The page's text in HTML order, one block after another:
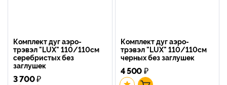
Комплект дуг аэро-
трэвэл "LUX" 110/110см
серебристых без
заглушек
3 700₽
Комплект дуг аэро-
трэвэл "LUX" 110/110см
черных без заглушек
4 500₽